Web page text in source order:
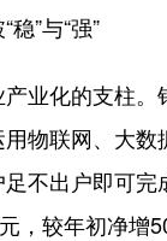
”与“强”
化的支柱。
物联网、大数
不出户即可
，较年初净增